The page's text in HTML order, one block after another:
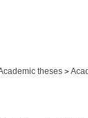
theses >